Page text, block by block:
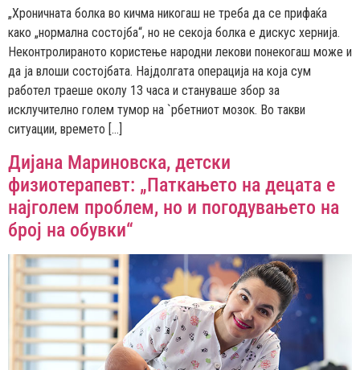
„Хроничната болка во кичма никогаш не треба да се прифаќа
како „нормална состојба“, но не секоја болка е дискус хернија.
Неконтролираното користење народни лекови понекогаш може и
да ја влоши состојбата. Најдолгата операција на која сум
работел траеше околу 13 часа и стануваше збор за
исклучително голем тумор на `рбетниот мозок. Во такви
ситуации, времето […]
Дијана Мариновска, детски
физиотерапевт: „Паткањето на децата е
најголем проблем, но и погодувањето на
број на обувки“